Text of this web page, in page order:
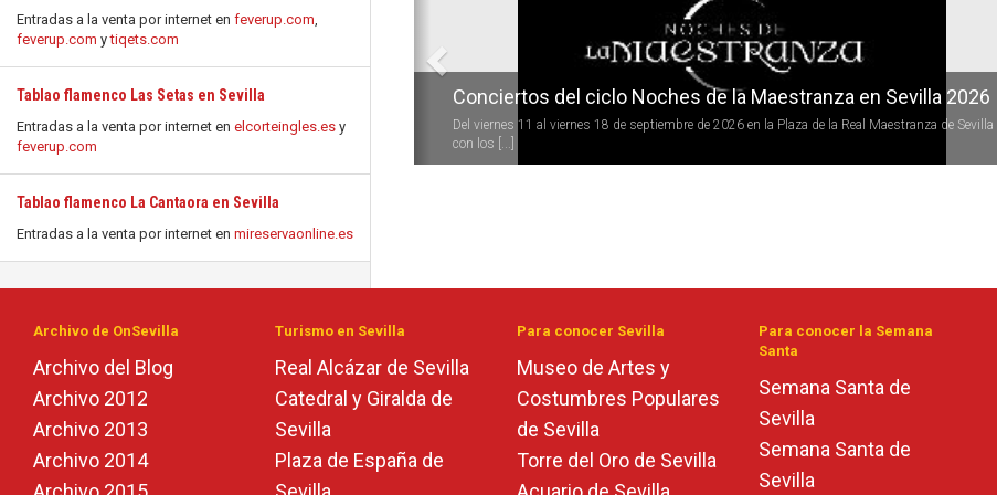
Entradas a la venta por internet en feverup.com,
feverup.com ytiqets.com
Tablao flamenco Las Setas en Sevilla
Entradas a la venta por internet en elcorteingles.es y
feverup.com
Tablao flamenco La Cantaora en Sevilla
Entradas a la venta por internet en mireservaonline.es
Conciertos del ciclo Noches de la Maestranza en Sevilla 2026
Del viernes 11 al viernes 18 de septiembre de 2026 en la Plaza de la Real Maestranza de Sevilla
con los [...]
Archivo de OnSevilla
Archivo del Blog
Archivo 2012
Archivo 2013
Archivo 2014
Turismo en Sevilla
Real Alcázar de Sevilla
Catedral y Giralda de
Sevilla
Plaza de España de
Para conocer Sevilla
Museo de Artes y
Costumbres Populares
de Sevilla
Torre del Oro de Sevilla
Para conocer la Semana
Santa
Semana Santa de
Sevilla
Semana Santa de
Sevilla